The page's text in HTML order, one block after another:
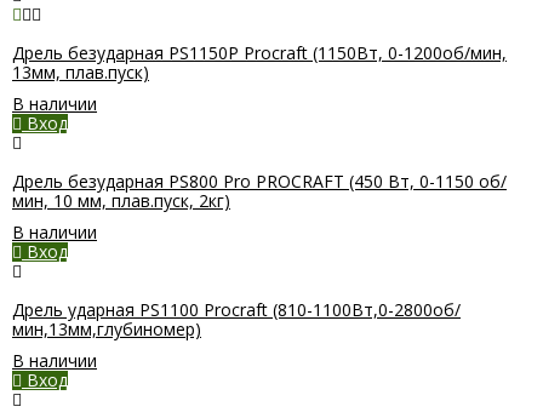
Дрель безударная PS1150Р Procraft (1150Вт, 0-1200об/мин,
13мм, плав.пуск)
В наличии
Вход
Дрель безударная PS800 Pro PROCRAFT (450 Вт, 0-1150 об/
мин, 10 мм, плав.пуск, 2кг)
В наличии
Вход
Дрель ударная PS1100 Procraft (810-1100Вт,0-2800об/
мин,13мм,глубиномер)
В наличии
Вход